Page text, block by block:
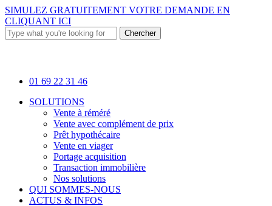
Skip
to
main
content
SIMULEZ GRATUITEMENT VOTRE DEMANDE EN
CLIQUANT ICI
Chercher
01 69 22 31 46
Menu
SOLUTIONS
Vente à réméré
Vente avec complément de prix
Prêt hypothécaire
Vente en viager
Portage acquisition
Transaction immobilière
Nos solutions
QUI SOMMES-NOUS
ACTUS & INFOS